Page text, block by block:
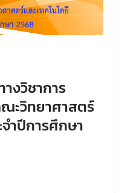
งวิชาการ
ะวิทยาศาสตร์
จำปีการศึกษา